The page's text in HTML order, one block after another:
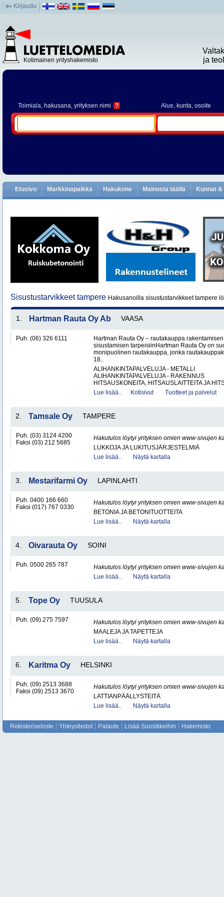
Kirjaudu
Kotimainen yrityshakemisto
ja
Toimiala, hakusana, yrityksen nimi ? Alue, kunta, osoite
Etusivu Markkinapaikka Hakukone Mainosta täällä Kunnat
Sisustustarvikkeet tampere Hakusanoilla sisustustarvikkeet tampere
1. Hartman Rauta Oy Ab VAASA
Puh. (06) 326 6111
Hartman Rauta Oy – rautakauppa
sisustamisen tarpeisiinHartman Rauta Oy on
monipuolinen rautakauppa, jonka
18..
ALIHANKINTAPALVELUJA - METALLI
ALIHANKINTAPALVELUJA - RAKENNUS
HITSAUSKONEITA, HITSAUSLAITTEITA JA
Lue lisää..
Kotisivut Tuotteet ja palvelut
2. Tamsale Oy TAMPERE
Puh. (03) 3124 4200
Faksi (03) 212 5685
Hakutulos löytyi yrityksen omien www-sivujen
LUKKOJA JA LUKITUSJÄRJESTELMIÄ
Lue lisää..
Näytä kartalla
3. Mestarifarmi Oy LAPINLAHTI
Puh. 0400 166 660
Faksi (017) 767 0330
Hakutulos löytyi yrityksen omien www-sivujen
BETONIA JA BETONITUOTTEITA
Lue lisää..
Näytä kartalla
4. Oivarauta Oy SOINI
Puh. 0500 265 787
Hakutulos löytyi yrityksen omien www-sivujen
Lue lisää..
Näytä kartalla
5. Tope Oy TUUSULA
Puh. (09) 275 7597
Hakutulos löytyi yrityksen omien www-sivujen
MAALEJA JA TAPETTEJA
Lue lisää..
Näytä kartalla
6. Karitma Oy HELSINKI
Puh. (09) 2513 3688
Faksi (09) 2513 3670
Hakutulos löytyi yrityksen omien www-sivujen
LATTIANPÄÄLLYSTEITÄ
Lue lisää..
Näytä kartalla
Rekisteriseloste Yhteystiedot Palaute Lisää Suosikkeihin Hakemisto